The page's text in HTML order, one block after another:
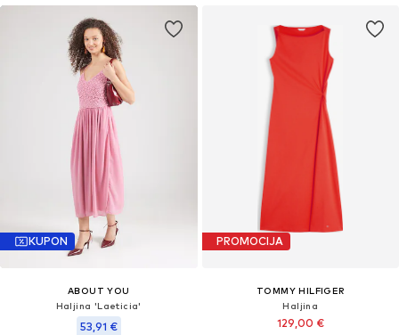
KUPON
ABOUT YOU
Haljina 'Laeticia'
53,91 €
PROMOCIJA
TOMMY HILFIGER
Haljina
129,00 €